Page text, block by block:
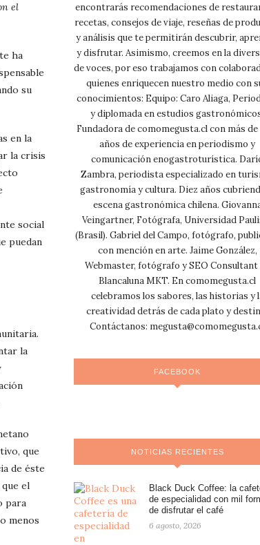
el
ha
su
en la
la crisis
social
puedan
la
que
de éste
el
para
menos
encontrarás recomendaciones de
recetas, consejos de viaje, reseñas de
y análisis que te permitirán descubrir,
y disfrutar. Asimismo, creemos en la
de voces, por eso trabajamos con
quienes enriquecen nuestro medio con
conocimientos: Equipo: Caro Aliaga,
y diplomada en estudios
Fundadora de comomegusta.cl con más de
años de experiencia en periodismo y
comunicación enogastroturística.
Zambra, periodista especializado en
gastronomía y cultura. Diez años
escena gastronómica chilena.
Veingartner, Fotógrafa, Universidad
(Brasil). Gabriel del Campo, fotógrafo,
con mención en arte. Jaime González,
Webmaster, fotógrafo y SEO Consultant
Blancaluna MKT. En comomegusta.cl
celebramos los sabores, las historias y
creatividad detrás de cada plato y
Contáctanos:
FACEBOOK
NOTICIAS RECIENTES
Black Duck Coffee: la
de especialidad con mil
de disfrutar el café
6 agosto, 2026